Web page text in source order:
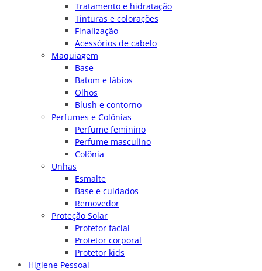
Tratamento e hidratação
Tinturas e colorações
Finalização
Acessórios de cabelo
Maquiagem
Base
Batom e lábios
Olhos
Blush e contorno
Perfumes e Colônias
Perfume feminino
Perfume masculino
Colônia
Unhas
Esmalte
Base e cuidados
Removedor
Proteção Solar
Protetor facial
Protetor corporal
Protetor kids
Higiene Pessoal